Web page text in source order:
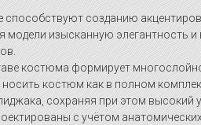
способствуют созданию
модели изысканную элегантность и
костюма формирует
костюм как в полном
сохраняя при этом высокий
с учётом